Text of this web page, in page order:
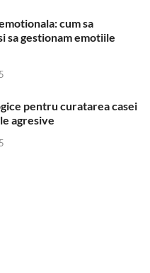
cum sa
sa gestionam emotiile
pentru curatarea casei
agresive